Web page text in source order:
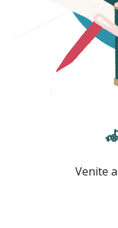
🦽
Venite